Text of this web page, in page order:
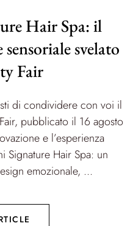
Hair Spa: il
svelato
Fair
di condividere con voi il
pubblicato il 16 agosto
e l’esperienza
Signature Hair Spa: un
emozionale, ...